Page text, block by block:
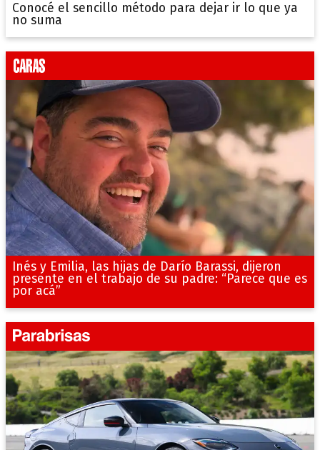
Conocé el sencillo método para dejar ir lo que ya
no suma
Inés y Emilia, las hijas de Darío Barassi, dijeron
presente en el trabajo de su padre: “Parece que es
por acá”